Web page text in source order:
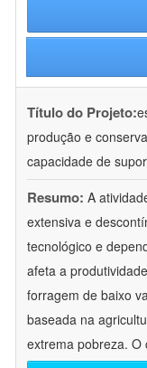
Título do Projeto:
produção e
capacidade de
Resumo: A
extensiva e
tecnológico e
afeta a
forragem de baixo
baseada na
extrema pobreza.